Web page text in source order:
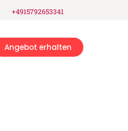
+4915792653341
Angebot erhalten